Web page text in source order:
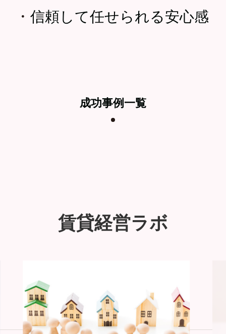
・ 信頼して任せられる安心感
成功事例一覧
賃貸経営ラボ